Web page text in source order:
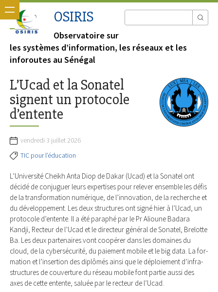
OSIRIS
Observatoire sur
les systèmes d’information, les réseaux et les
inforoutes au Sénégal
L’Ucad et la Sona­tel
signent un pro­to­cole
d’entente
vendredi 3 juillet 2026
TIC pour l’éducation
L’Uni­ver­sité Cheikh Anta Diop de Dakar (Ucad) et la Sona­tel ont
décidé de conju­guer leurs exper­tises pour rele­ver ensemble les défis
de la trans­for­ma­tion numé­rique, de l’inno­va­tion, de la recherche et
du déve­lop­pe­ment. Les deux struc­tures ont signé hier à l’Ucad, un
pro­to­cole d’entente. Il a été para­phé par le Pr Alioune Badara
Kandji, Rec­teur de l’Ucad et le direc­teur géné­ral de Sona­tel, Bre­lotte
Ba. Les deux par­te­naires vont coopé­rer dans les domaines du
cloud, de la cyber­sé­cu­rité, du paie­ment mobile et le big data. La for­
ma­tion et l’inser­tion des diplô­més ainsi que le déploie­ment d’infra­
struc­tures de cou­ver­ture du réseau mobile font par­tie aussi des
axes de cette entente, saluée par le rec­teur de l’Ucad.